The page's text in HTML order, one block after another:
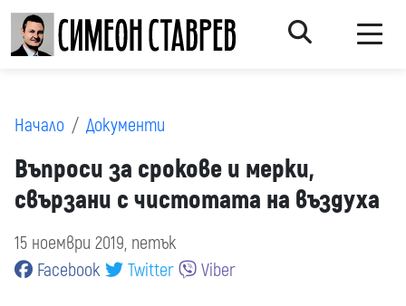
Начало Документи
Въпроси за срокове и мерки,
свързани с чистотата на въздуха
15 ноември 2019, петък
Facebook
Twitter Viber